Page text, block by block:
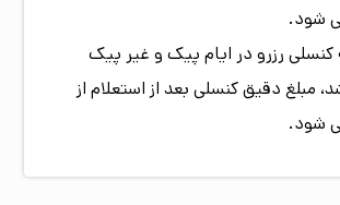
شود.
کنسلی رزرو در ایام پیک و غیر پیک
مبلغ دقیق کنسلی بعد از استعلام از
شود.